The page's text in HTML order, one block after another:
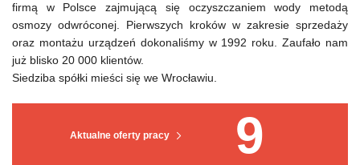
Aktualne oferty pracy 9
firmą w Polsce zajmującą się oczyszczaniem wody metodą
osmozy odwróconej. Pierwszych kroków w zakresie sprzedaży
oraz montażu urządzeń dokonaliśmy w 1992 roku. Zaufało nam
już blisko 20 000 klientów.
Siedziba spółki mieści się we Wrocławiu.